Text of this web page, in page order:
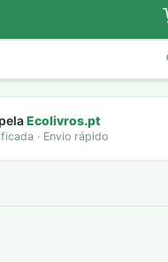
Ecolivros.pt
· Envio rápido